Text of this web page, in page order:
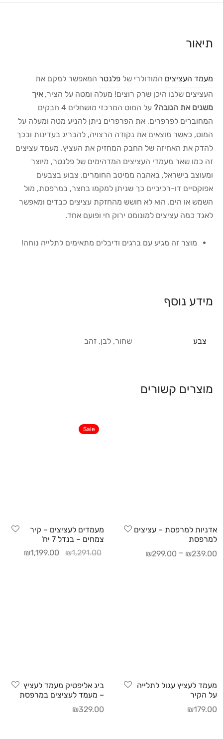
תיאור
מעמד העציצים המודולרי של פלנטר המאפשר למקם את
העציצים שלנו היכן שרק רוצים! מעלה ומטה על הציר,איך
משנים את הגובה?
על המוט המרכזי מושחלים 4 חבקים
המחוברים לפרפרים, את הפרפרים ניתן להניע מטה ומעלה על
המוט, כאשר מוצאים את נקודה הרצויה, להבריג בעדינות ובכך
להדק את האחיזה של החבק המחזיק את העציץ. מעמד עציצים
זה כמו שאר מעמדי העציצים המדהימים של פלנטר, מיוצר
ומעוצב בישראל, באהבה ממיטב החומרים. צבוע בצבעים
אפוקסיים דו-רכיביים כך שניתן למקמו בחצר, במרפסת, מול
השמש או הים. הוא לא חושש מהחזקת עציצים כבדים ומאפשר
לאגד כמה עציצים למונומט ירוק חי ופועם אחד.
מוצר זה מגיע עם ברגים ודיבלים מתאימים לתלייה נוחה!
מידע נוסף
צבע שחור, לבן, זהב
מוצרים קשורים
אדניות למרפסת – עציצים
למרפסת
₪239.00
–
₪299.00
Sale
מעמדים לעציצים – קיר
צמחים – בנדל 7 יח'
₪1,291.00
₪1,199.00
מעמד לעציץ עגול לתלייה
על הקיר
₪179.00
ביג אליפטיק מעמד לעציץ
– מעמד לעציצים במרפסת
₪329.00